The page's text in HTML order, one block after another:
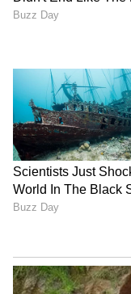
Image Credit :Asianet
ವೃಶ್ಚಿಕ ರಾಶಿ
ಗುರುವಿನ
ನೀವು ಕೆಲವು